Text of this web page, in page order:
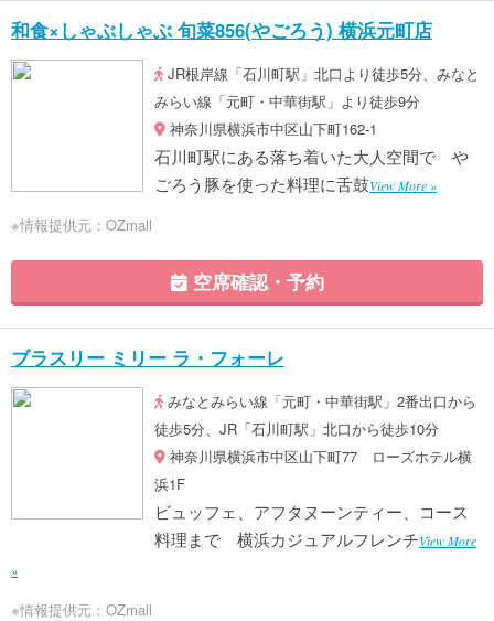
和食×しゃぶしゃぶ 旬菜856(やごろう) 横浜元町店
JR根岸線「石川町駅」北口より徒歩5分、みなと
みらい線「元町・中華街駅」より徒歩9分
神奈川県横浜市中区山下町162-1
石川町駅にある落ち着いた大人空間で や
ごろう豚を使った料理に舌鼓View More »
※情報提供元：OZmall
空席確認・予約
ブラスリー ミリー ラ・フォーレ
みなとみらい線「元町・中華街駅」2番出口から
徒歩5分、JR「石川町駅」北口から徒歩10分
神奈川県横浜市中区山下町77 ローズホテル横
浜1F
ビュッフェ、アフタヌーンティー、コース
料理まで 横浜カジュアルフレンチView More
»
※情報提供元：OZmall